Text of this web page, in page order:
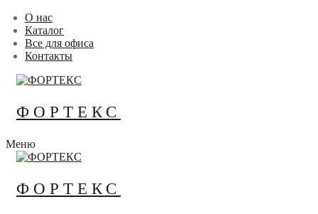
Перейти
содержимому
Меню
Закрыть
О нас
Каталог
Все для офиса
Контакты
ФОРТЕКС
Меню
ФОРТЕКС